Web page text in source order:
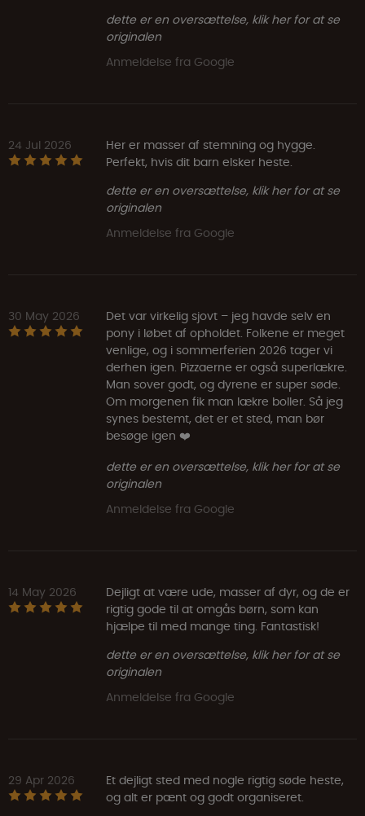
dette er en oversættelse, klik her for at se
originalen
Anmeldelse fra Google
24 Jul 2026
Her er masser af stemning og hygge.
Perfekt, hvis dit barn elsker heste.
dette er en oversættelse, klik her for at se
originalen
Anmeldelse fra Google
30 May 2026
Det var virkelig sjovt – jeg havde selv en
pony i løbet af opholdet. Folkene er meget
venlige, og i sommerferien 2026 tager vi
derhen igen. Pizzaerne er også superlækre.
Man sover godt, og dyrene er super søde.
Om morgenen fik man lækre boller. Så jeg
synes bestemt, det er et sted, man bør
besøge igen ❤️
dette er en oversættelse, klik her for at se
originalen
Anmeldelse fra Google
14 May 2026
Dejligt at være ude, masser af dyr, og de er
rigtig gode til at omgås børn, som kan
hjælpe til med mange ting. Fantastisk!
dette er en oversættelse, klik her for at se
originalen
Anmeldelse fra Google
29 Apr 2026
Et dejligt sted med nogle rigtig søde heste,
og alt er pænt og godt organiseret.